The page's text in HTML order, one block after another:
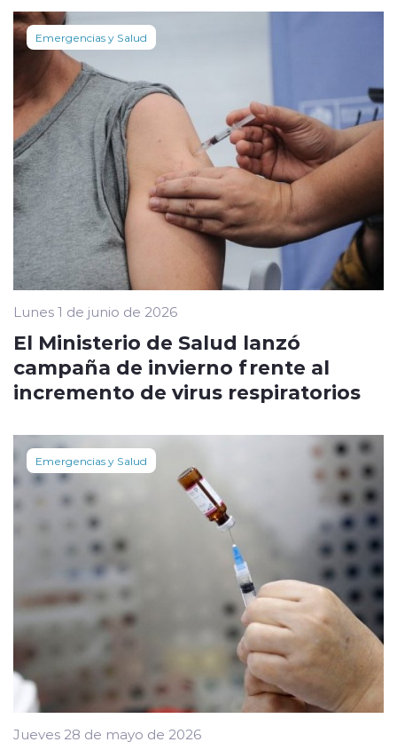
Emergencias y Salud
Lunes 1 de junio de 2026
El Ministerio de Salud lanzó
campaña de invierno frente al
incremento de virus respiratorios
Emergencias y Salud
Jueves 28 de mayo de 2026